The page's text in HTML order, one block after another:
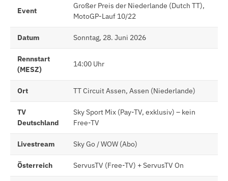
Event
Großer Preis der Niederlande (Dutch TT),
MotoGP-Lauf 10/22
Datum Sonntag, 28. Juni 2026
Rennstart
(MESZ)
14:00 Uhr
Ort TT Circuit Assen, Assen (Niederlande)
TV
Deutschland
Sky Sport Mix (Pay-TV, exklusiv) – kein
Free-TV
Livestream Sky Go / WOW (Abo)
Österreich ServusTV (Free-TV) + ServusTV On